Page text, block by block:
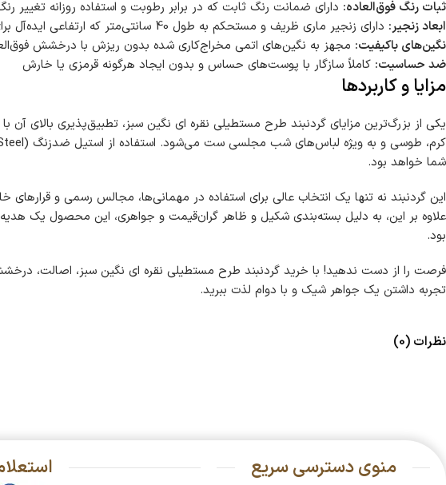
ثبات رنگ فوق‌العاده: دارای ضمانت رنگ ثابت که در برابر رطوبت و استفاده روزانه تغییر
ابعاد زنجیر: دارای زنجیر ماری ظریف و مستحکم به طول 40 سانتی‌متر که ارتفاعی ایده‌آل برای انواع یقه‌ها فراهم می‌کند
نگین‌های باکیفیت: مجهز به نگین‌های اتمی مخراج‌کاری شده بدون ریزش با درخشش
ضد حساسیت: کاملاً سازگار با پوست‌های حساس و بدون ایجاد هرگونه قرمزی یا خارش
مزایا و کاربردها
یکی از بزرگ‌ترین مزایای گردنبند طرح مستطیلی نقره ای نگین سبز، تطبیق‌پذیری
شما خواهد بود.
این گردنبند نه تنها یک انتخاب عالی برای استفاده در مهمانی‌ها، مجالس رسمی و
علاوه بر این، به دلیل بسته‌بندی شکیل و ظاهر گران‌قیمت و جواهری، این محصول یک هدیه
بود.
فرصت را از دست ندهید! با خرید گردنبند طرح مستطیلی نقره ای نگین سبز، اصالت،
تجربه داشتن یک جواهر شیک و با دوام لذت ببرید.
نظرات (0)
منوی دسترسی سریع